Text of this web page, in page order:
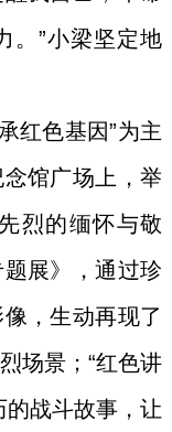
。”小梁坚定地
红色基因”为主
馆广场上，举
烈的缅怀与敬
展》，通过珍
，生动再现了
场景；“红色讲
的战斗故事，让